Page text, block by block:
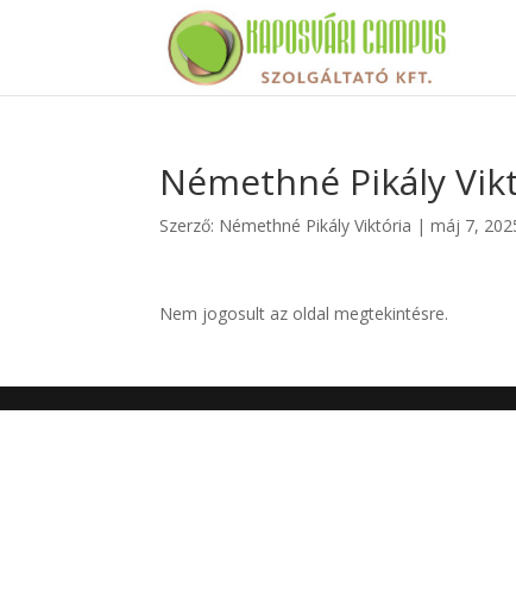
Némethné Pikály
Szerző: Némethné Pikály Viktória |máj 7,
Nem jogosult az oldal megtekintésre.